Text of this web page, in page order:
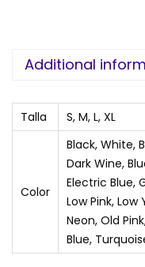
Additional
Talla S, M, L, XL
Color
Black, White,
Dark Wine,
Electric Blue,
Low Pink,
Neon, Old
Blue,